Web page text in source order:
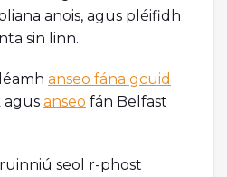
anois, agus pléifidh
sin linn.
anseo fána gcuid
agus anseo fán Belfast
seol r-phost